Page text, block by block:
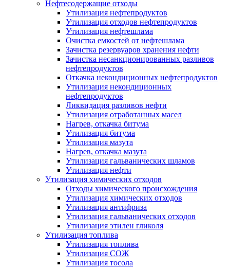
Нефтесодержащие отходы
Утилизация нефтепродуктов
Утилизация отходов нефтепродуктов
Утилизация нефтешлама
Очистка емкостей от нефтешлама
Зачистка резервуаров хранения нефти
Зачистка несанкционированных разливов
нефтепродуктов
Откачка некондиционных нефтепродуктов
Утилизация некондиционных
нефтепродуктов
Ликвидация разливов нефти
Утилизация отработанных масел
Нагрев, откачка битума
Утилизация битума
Утилизация мазута
Нагрев, откачка мазута
Утилизация гальванических шламов
Утилизация нефти
Утилизация химических отходов
Отходы химического происхождения
Утилизация химических отходов
Утилизация антифриза
Утилизация гальванических отходов
Утилизация этилен гликоля
Утилизация топлива
Утилизация топлива
Утилизация СОЖ
Утилизация тосола